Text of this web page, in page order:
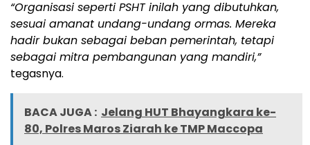
“Organisasi seperti PSHT inilah yang dibutuhkan,
sesuai amanat undang-undang ormas. Mereka
hadir bukan sebagai beban pemerintah, tetapi
sebagai mitra pembangunan yang mandiri,”
tegasnya.
BACA JUGA : Jelang HUT Bhayangkara ke-
80, Polres Maros Ziarah ke TMP Maccopa